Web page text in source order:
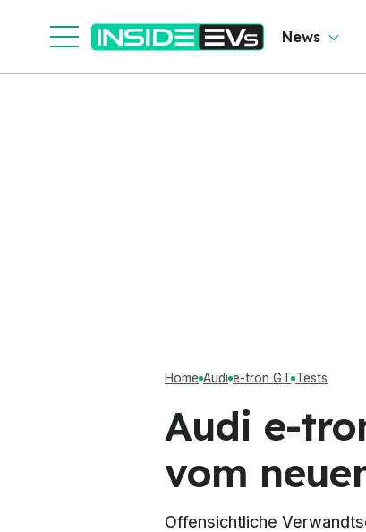
News
Home Audi e-tron GT Tests
Audi e-
vom
Offensichtliche